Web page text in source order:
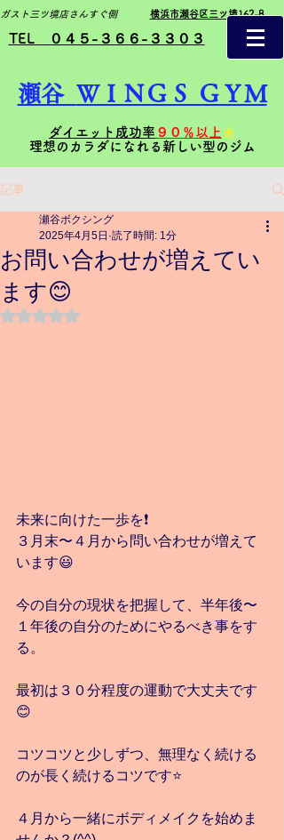
TEL ０４５-３６６-３３０３
ガスト三ツ境店さんすぐ側 横浜市瀬谷区三ツ境162-8
瀬谷 ＷＩＮＧＳ ＧＹＭ
ダイエット成功率 ９０％以上 ★
理想のカラダになれる新しい型のジム
記事
お問い合わせが増えてい
ます😊
瀬谷ボクシング
2025年4月5日 読了時間: 1分
5つ星のうちNaNと評価されています。
未来に向けた一歩を❗️
３月末〜４月から問い合わせが増えて
います😃
今の自分の現状を把握して、半年後〜
１年後の自分のためにやるべき事をす
る。
最初は３０分程度の運動で大丈夫です
😊
コツコツと少しずつ、無理なく続ける
のが長く続けるコツです⭐️
４月から一緒にボディメイクを始めま